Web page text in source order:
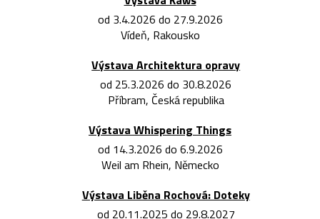
od 3.4.2026 do 27.9.2026
Vídeň, Rakousko
Výstava Architektura opravy
od 25.3.2026 do 30.8.2026
Příbram, Česká republika
Výstava Whispering Things
od 14.3.2026 do 6.9.2026
Weil am Rhein, Německo
Výstava Liběna Rochová: Doteky
od 20.11.2025 do 29.8.2027